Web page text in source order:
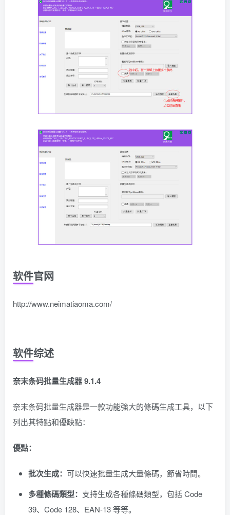
软件官网
http://www.neimatiaoma.com/
软件综述
奈末条码批量生成器 9.1.4
奈末条码批量生成器是一款功能強大的條碼生成工具，以下
列出其特點和優缺點：
優點：
批次生成： 可以快速批量生成大量條碼，節省時間。
多種條碼類型： 支持生成各種條碼類型，包括 Code
39、Code 128、EAN-13 等等。